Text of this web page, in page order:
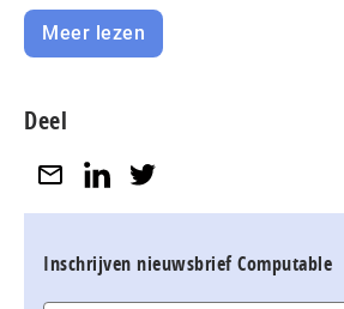
Meer lezen
Deel
Inschrijven nieuwsbrief Computable